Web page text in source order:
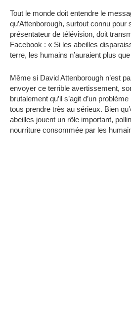
Tout le monde doit entendre le
qu’Attenborough, surtout connu pour
présentateur de télévision, doit
Facebook : « Si les abeilles
terre, les humains n’auraient plus
Même si David Attenborough n’est
envoyer ce terrible avertissement,
brutalement qu’il s’agit d’un
tous prendre très au sérieux. Bien
abeilles jouent un rôle important,
nourriture consommée par les